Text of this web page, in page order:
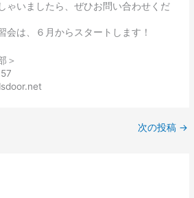
ゃいましたら、ぜひお問い合わせくだ
会は、６月からスタートします！
＞
次の投稿 →